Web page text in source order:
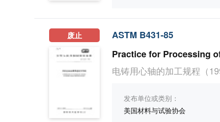
废止
ASTM B431-85
Practice for Processing
电铸用心轴的加工规程（
发布单位或类别：
美国材料与试验协会